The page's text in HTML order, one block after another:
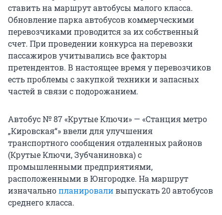
ставить на маршрут автобусы малого класса.
Обновление парка автобусов коммерческими
перевозчиками проводится за их собственный
счет. При проведении конкурса на перевозки
пассажиров учитывались все факторы
претендентов. В настоящее время у перевозчиков
есть проблемы с закупкой техники и запасных
частей в связи с подорожанием.
Автобус № 87 «Крутые Ключи» — «Станция метро
„Кировская“» ввели для улучшения
транспортного сообщения отдаленных районов
(Крутые Ключи, Зубчаниновка) с
промышленными предприятиями,
расположенными в Юнгородке. На маршрут
изначальнопланироваливыпускать 20 автобусов
среднего класса.